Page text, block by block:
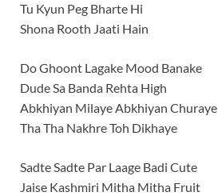
Tu Kyun Peg Bharte Hi
Shona Rooth Jaati Hain
Do Ghoont Lagake Mood Banake
Dude Sa Banda Rehta High
Abkhiyan Milaye Abkhiyan Churaye
Tha Tha Nakhre Toh Dikhaye
Sadte Sadte Par Laage Badi Cute
Jaise Kashmiri Mitha Mitha Fruit